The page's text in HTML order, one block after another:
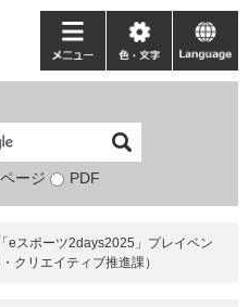
検
象
ページ PDF
メ
ニ
ー
色・
文
language
「eスポーツ2days2025」プレイベン
クリエイティブ推進課）